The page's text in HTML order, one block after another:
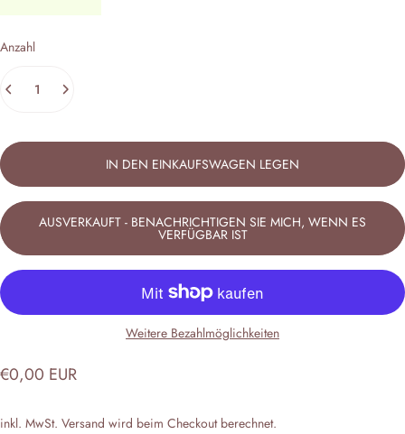
Anzahl
IN DEN EINKAUFSWAGEN LEGEN
AUSVERKAUFT - BENACHRICHTIGEN SIE MICH, WENN ES
VERFÜGBAR IST
Weitere Bezahlmöglichkeiten
€0,00 EUR
inkl. MwSt. Versand wird beim Checkout berechnet.